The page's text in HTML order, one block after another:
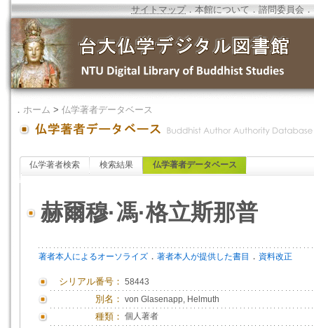
サイトマップ．本館について ．諮問委員会 ．
． ホーム > 仏学著者データベース
仏学著者検索 検索結果 仏学著者データベース
赫爾穆·馮·格立斯那普
著者本人によるオーソライズ ． 著者本人が提供した書目 ． 資料改正
シリアル番号： 58443
別名： von Glasenapp, Helmuth
種類： 個人著者